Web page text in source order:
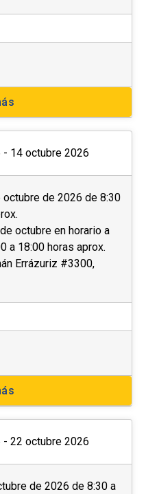
14 octubre 2026
de 2026 de 8:30
octubre en horario a
a 18:00 horas aprox.
Errázuriz #3300,
22 octubre 2026
de 2026 de 8:30 a